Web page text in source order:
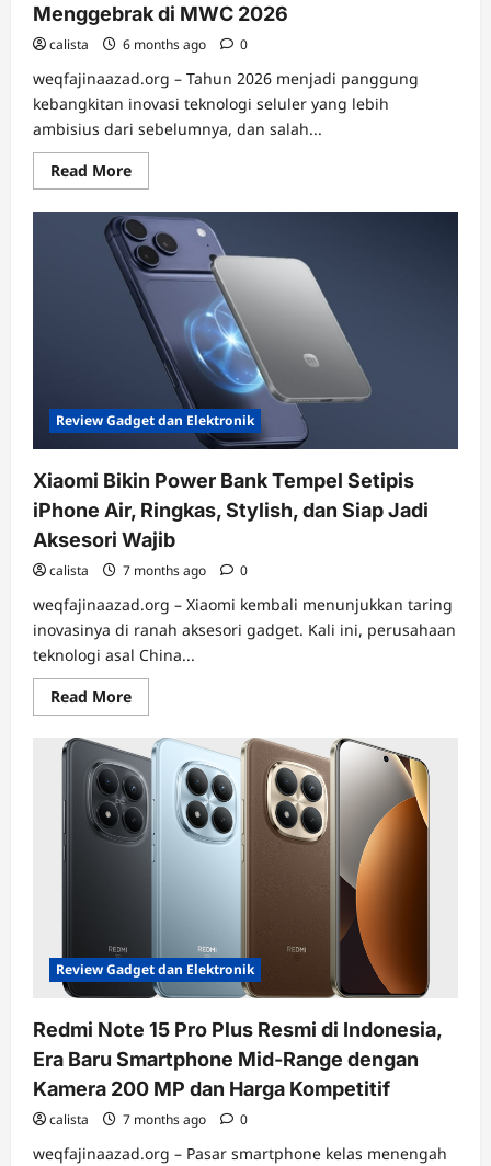
Menggebrak di MWC 2026
calista 6 months ago 0
weqfajinaazad.org – Tahun 2026 menjadi panggung
kebangkitan inovasi teknologi seluler yang lebih
ambisius dari sebelumnya, dan salah...
Read MoreRead
more
Tecno
Camon
50
dan
Pova
8
Series
Siap
Menggebrak
MWC
Review Gadget dan Elektronik
Xiaomi Bikin Power Bank Tempel Setipis
iPhone Air, Ringkas, Stylish, dan Siap Jadi
Aksesori Wajib
calista 7 months ago 0
weqfajinaazad.org – Xiaomi kembali menunjukkan taring
inovasinya di ranah aksesori gadget. Kali ini, perusahaan
teknologi asal China...
Read MoreRead
more
Xiaomi
Bikin
Power
Bank
Tempel
Setipis
iPhone
Air,
Ringkas,
Wajib
Review Gadget dan Elektronik
Redmi Note 15 Pro Plus Resmi di Indonesia,
Era Baru Smartphone Mid-Range dengan
Kamera 200 MP dan Harga Kompetitif
calista 7 months ago 0
weqfajinaazad.org – Pasar smartphone kelas menengah